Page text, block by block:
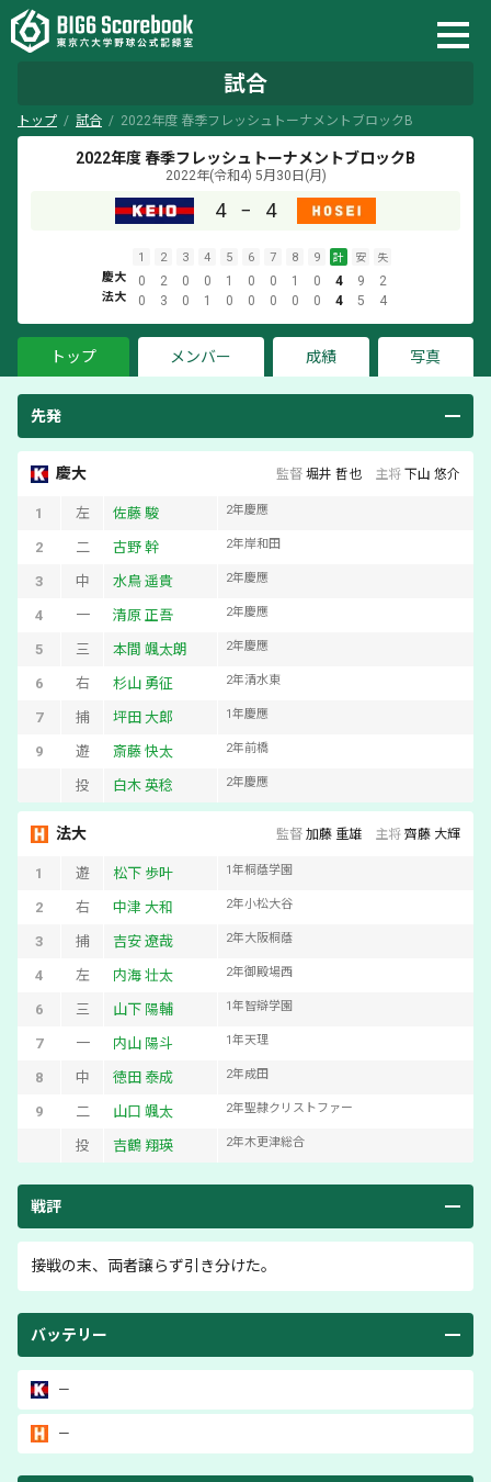
試合
トップ 試合 2022年度 春季フレッシュトーナメントブロックB
2022年度 春季フレッシュトーナメントブロックB
2022年(令和4) 5月30日(月)
4 − 4
1 2 3 4 5 6 7 8 9 計 安 失
慶大 0 2 0 0 1 0 0 1 0 4 9 2
法大 0 3 0 1 0 0 0 0 0 4 5 4
トップ メンバー 成績 写真
先発
慶大 監督 堀井 哲也 主将 下山 悠介
1 左 佐藤 駿 2年慶應
2 二 古野 幹 2年岸和田
3 中 水鳥 遥貴 2年慶應
4 一 清原 正吾 2年慶應
5 三 本間 颯太朗 2年慶應
6 右 杉山 勇征 2年清水東
7 捕 坪田 大郎 1 年慶應
9 遊 斎藤 快太 2年前橋
投 白木 英稔 2年慶應
法大 監督 加藤 重雄 主将 齊藤 大輝
1 遊 松下 歩叶 1 年桐蔭学園
2 右 中津 大和 2年小松大谷
3 捕 吉安 遼哉 2年大阪桐蔭
4 左 内海 壮太 2年御殿場西
6 三 山下 陽輔 1 年智辯学園
7 一 内山 陽斗 1 年天理
8 中 徳田 泰成 2年成田
9 二 山口 颯太 2年聖隷クリストファー
投 吉鶴 翔瑛 2年木更津総合
戦評
接戦の末、両者譲らず引き分けた。
バッテリー
－
－